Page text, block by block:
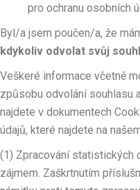
pro ochranu osobních
Byl/a jsem poučen/a, že
kdykoliv odvolat svůj
Veškeré informace včetně
způsobu odvolání souhlasu
najdete v dokumentech
údajů, které najdete na
(1) Zpracování statistických
zájmem. Zaškrtnutím